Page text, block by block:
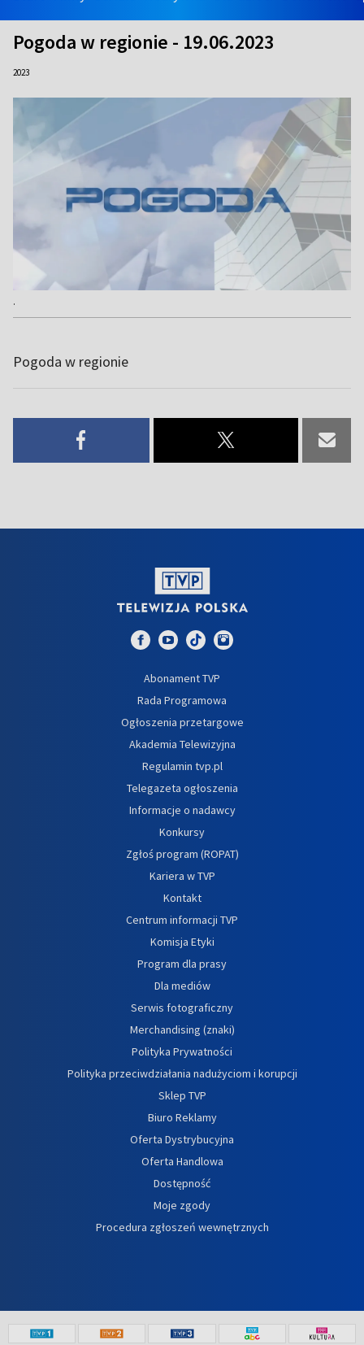
Pogoda w regionie - 19.06.2023
2023
.
Pogoda w regionie
Abonament TVP
Rada Programowa
Ogłoszenia przetargowe
Akademia Telewizyjna
Regulamin tvp.pl
Telegazeta ogłoszenia
Informacje o nadawcy
Konkursy
Zgłoś program (ROPAT)
Kariera w TVP
Kontakt
Centrum informacji TVP
Komisja Etyki
Program dla prasy
Dla mediów
Serwis fotograficzny
Merchandising (znaki)
Polityka Prywatności
Polityka przeciwdziałania nadużyciom i korupcji
Sklep TVP
Biuro Reklamy
Oferta Dystrybucyjna
Oferta Handlowa
Dostępność
Moje zgody
Procedura zgłoszeń wewnętrznych